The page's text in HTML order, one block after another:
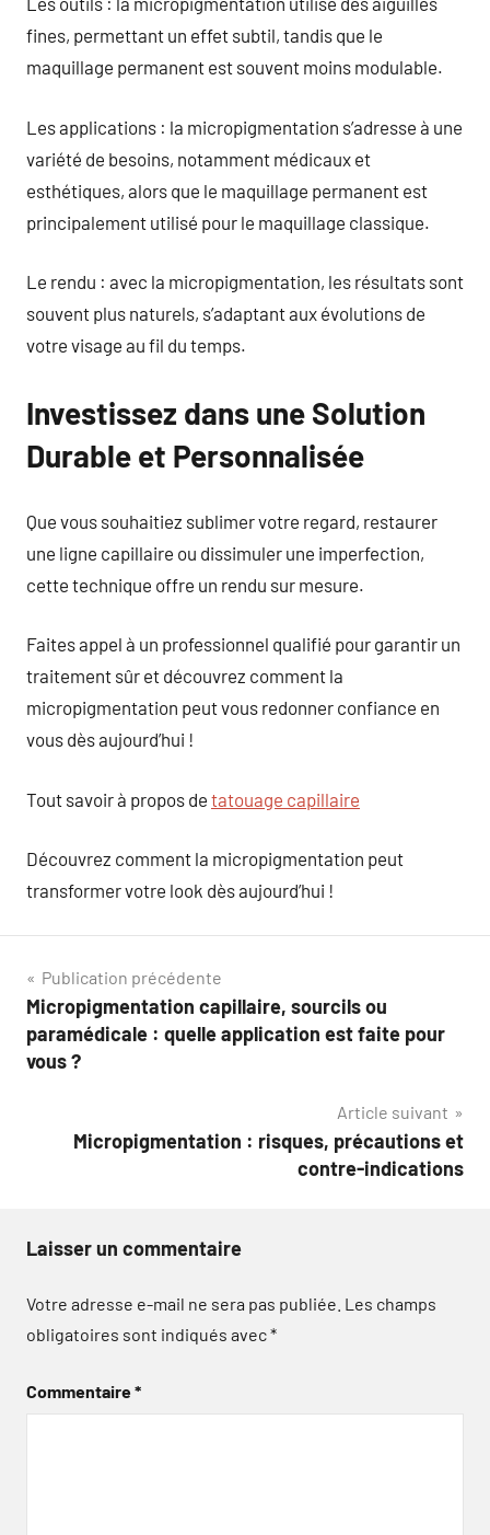
fines, permettant un effet subtil, tandis que le
maquillage permanent est souvent moins modulable.
Les applications : la micropigmentation s’adresse à une
variété de besoins, notamment médicaux et
esthétiques, alors que le maquillage permanent est
principalement utilisé pour le maquillage classique.
Le rendu : avec la micropigmentation, les résultats sont
souvent plus naturels, s’adaptant aux évolutions de
votre visage au fil du temps.
Investissez dans une Solution
Durable et Personnalisée
Que vous souhaitiez sublimer votre regard, restaurer
une ligne capillaire ou dissimuler une imperfection,
cette technique offre un rendu sur mesure.
Faites appel à un professionnel qualifié pour garantir un
traitement sûr et découvrez comment la
micropigmentation peut vous redonner confiance en
vous dès aujourd’hui !
Tout savoir à propos de tatouage capillaire
Découvrez comment la micropigmentation peut
transformer votre look dès aujourd’hui !
Navigation
de
l’article
Publication précédente
Micropigmentation capillaire, sourcils ou
paramédicale : quelle application est faite pour
vous ?
Article suivant
Micropigmentation : risques, précautions et
contre-indications
Laisser un commentaire
Votre adresse e-mail ne sera pas publiée. Les champs
obligatoires sont indiqués avec*
Commentaire*